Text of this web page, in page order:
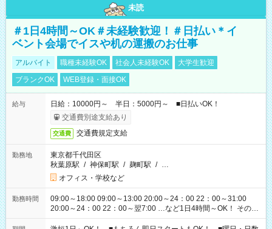
未読
＃1日4時間～OK＃未経験歓迎！＃日払い＊イ
ベント会場でイスや机の運搬のお仕事
アルバイト 職種未経験OK 社会人未経験OK
大学生歓迎
ブランクOK
WEB登録・面接OK
給与
日給：10000円～ 半日：5000円～ ■日払いOK！
交通費別途支給あり
交通費 交通費規定支給
勤務地
東京都千代田区
秋葉原駅 / 神保町駅 / 麹町駅 / …
オフィス・学校など
勤務時間
09:00～18:00 09:00～13:00 20:00～24：00 22：00～31:00
20:00～24：00 22：00～翌7:00 …など1日4時間～OK！ その他
シフトもございます！ お気軽にご相談ください！